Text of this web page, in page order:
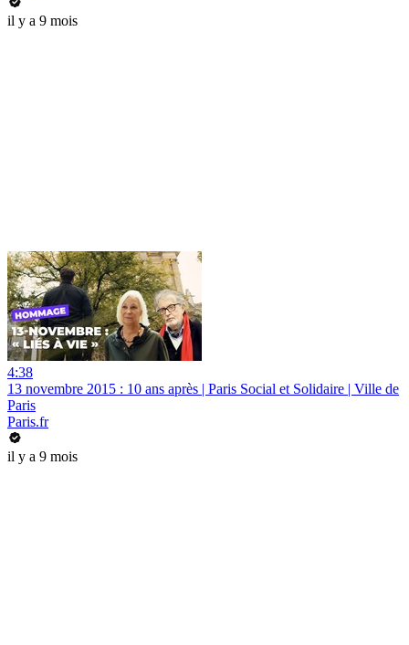
il y a 9 mois
4:38
13 novembre 2015 : 10 ans après | Paris Social et Solidaire | Ville de
Paris
Paris.fr
il y a 9 mois